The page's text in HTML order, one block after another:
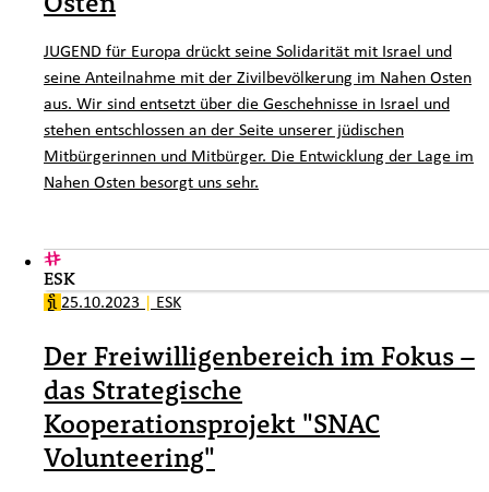
JUGEND für Europa drückt seine Solidarität mit Israel und
seine Anteilnahme mit der Zivilbevölkerung im Nahen Osten
aus. Wir sind entsetzt über die Geschehnisse in Israel und
stehen entschlossen an der Seite unserer jüdischen
Mitbürgerinnen und Mitbürger. Die Entwicklung der Lage im
Nahen Osten besorgt uns sehr.
ESK
25.10.2023 | ESK
Der Freiwilligenbereich im Fokus –
das Strategische
Kooperationsprojekt "SNAC
Volunteering"